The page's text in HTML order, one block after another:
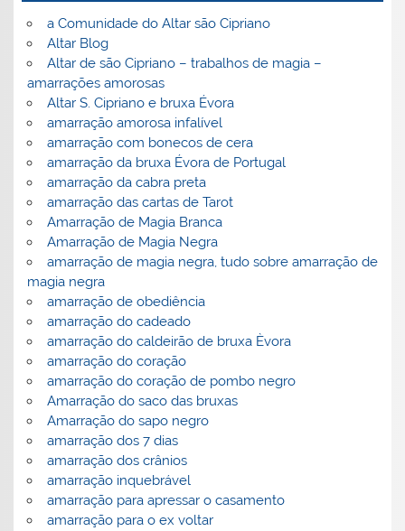
a Comunidade do Altar são Cipriano
Altar Blog
Altar de são Cipriano – trabalhos de magia –
amarrações amorosas
Altar S. Cipriano e bruxa Évora
amarração amorosa infalível
amarração com bonecos de cera
amarração da bruxa Évora de Portugal
amarração da cabra preta
amarração das cartas de Tarot
Amarração de Magia Branca
Amarração de Magia Negra
amarração de magia negra, tudo sobre amarração de
magia negra
amarração de obediência
amarração do cadeado
amarração do caldeirão de bruxa Èvora
amarração do coração
amarração do coração de pombo negro
Amarração do saco das bruxas
Amarração do sapo negro
amarração dos 7 dias
amarração dos crânios
amarração inquebrável
amarração para apressar o casamento
amarração para o ex voltar